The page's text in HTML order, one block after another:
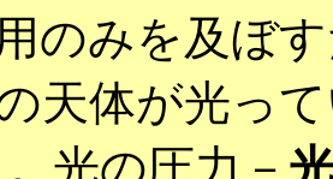
のみを及ぼ
天体が光っ
光の圧力－